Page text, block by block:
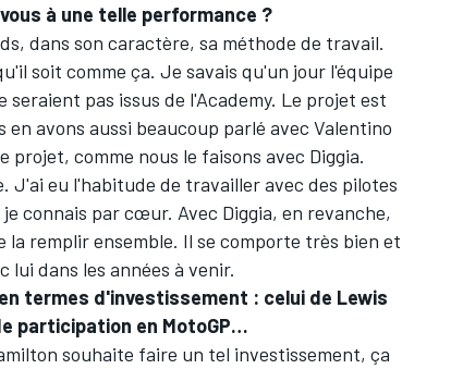
à une telle performance ?
dans son caractère, sa méthode de travail.
soit comme ça. Je savais qu'un jour l'équipe
pas issus de l'Academy. Le projet est
avons aussi beaucoup parlé avec Valentino
comme nous le faisons avec Diggia.
J'ai eu l'habitude de travailler avec des pilotes
connais par cœur. Avec Diggia, en revanche,
remplir ensemble. Il se comporte très bien et
dans les années à venir.
termes d'investissement : celui de Lewis
participation en MotoGP…
souhaite faire un tel investissement, ça